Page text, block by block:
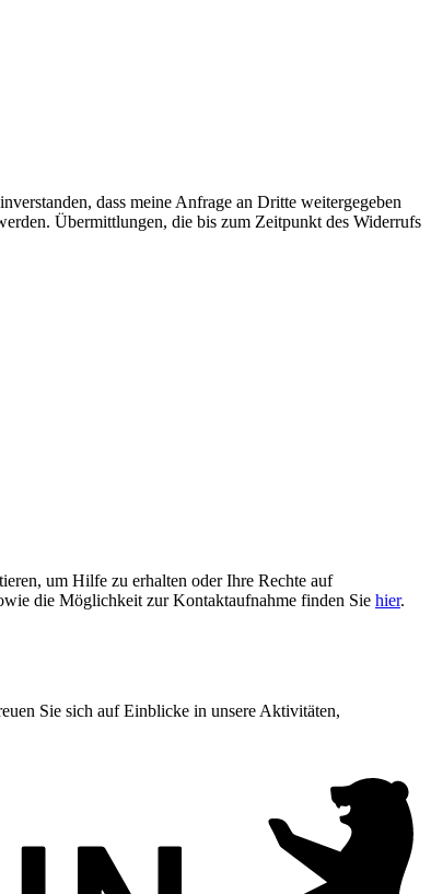
dass meine Anfrage an Dritte weitergegeben
Übermittlungen, die bis zum Zeitpunkt des Widerrufs
um Hilfe zu erhalten oder Ihre Rechte auf
die Möglichkeit zur Kontaktaufnahme finden Sie hier.
Sie sich auf Einblicke in unsere Aktivitäten,